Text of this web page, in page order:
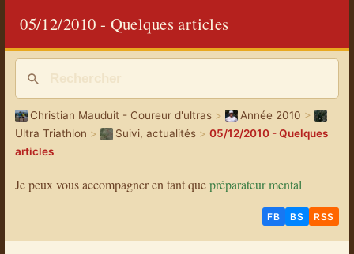
05/12/2010 - Quelques articles
Christian Mauduit - Coureur d'ultras> Année 2010 >
Ultra Triathlon > Suivi, actualités> 05/12/2010 - Quelques
articles
Je peux vous accompagner en tant quepréparateur mental
FB BS RSS